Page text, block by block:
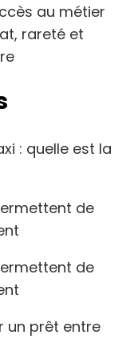
au métier
rareté et
: quelle est la
de
de
un prêt entre